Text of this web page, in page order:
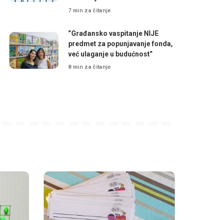
7 min za čitanje
”Građansko vaspitanje NIJE
predmet za popunjavanje fonda,
već ulaganje u budućnost”
8 min za čitanje